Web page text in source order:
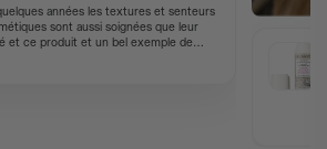
années les textures et senteurs
sont aussi soignées que leur
et ce produit et un bel exemple de
Gelée fraîche, couleur discrète, senteur